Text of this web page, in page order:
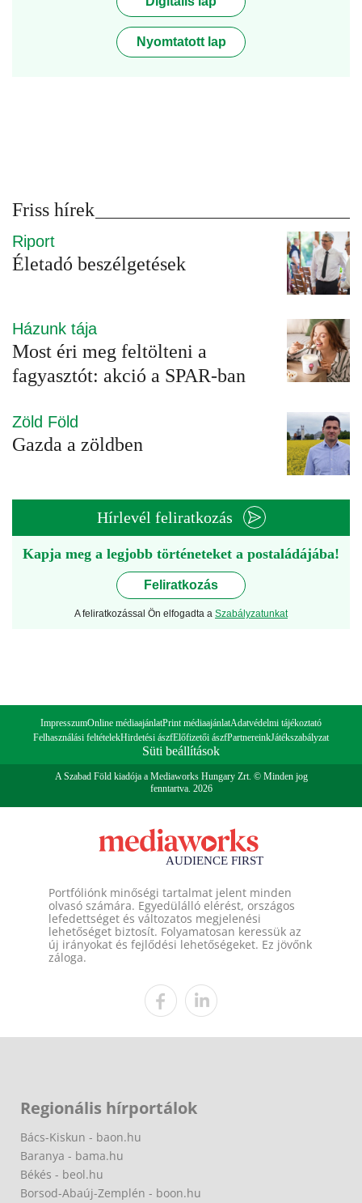
Nyomtatott lap
Friss hírek
Riport
Életadó beszélgetések
Házunk tája
Most éri meg feltölteni a
fagyasztót: akció a SPAR-ban
Zöld Föld
Gazda a zöldben
Hírlevél feliratkozás
Kapja meg a legjobb történeteket a postaládájába!
Feliratkozás
A feliratkozással Ön elfogadta a Szabályzatunkat
ImpresszumOnline médiaajánlatPrint médiaajánlatAdatvédelmi tájékoztató
Felhasználási feltételekHirdetési ászfElőfizetői ászfPartnereinkJátékszabályzat
Süti beállítások
A Szabad Föld kiadója a Mediaworks Hungary Zrt. © Minden jog
fenntartva. 2026
Portfóliónk minőségi tartalmat jelent minden
olvasó számára. Egyedülálló elérést, országos
lefedettséget és változatos megjelenési
lehetőséget biztosít. Folyamatosan keressük az
új irányokat és fejlődési lehetőségeket. Ez jövőnk
záloga.
Regionális hírportálok
Bács-Kiskun - baon.hu
Baranya - bama.hu
Békés - beol.hu
Borsod-Abaúj-Zemplén - boon.hu